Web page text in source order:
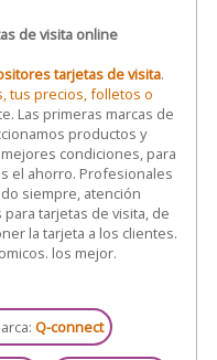
de visita online
tarjetas de visita.
tus precios, folletos o
Las primeras marcas de
productos y
condiciones, para
el ahorro. Profesionales
siempre, atención
tarjetas de visita, de
la tarjeta a los clientes.
los mejor.
Q-connect